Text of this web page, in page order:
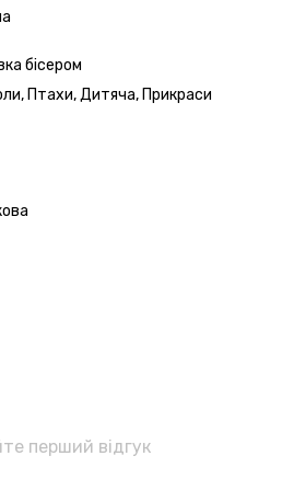
бісером
Птахи, Дитяча, Прикраси
перший відгук